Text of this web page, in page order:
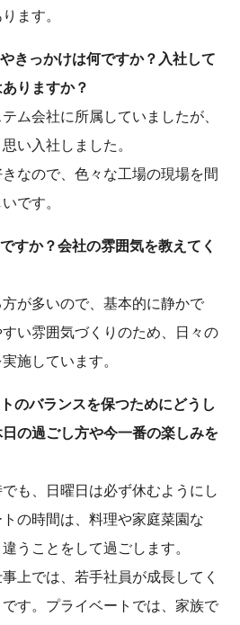
ます。
きっかけは何ですか？入社して
りますか？
ム会社に所属していましたが、
い入社しました。
なので、色々な工場の現場を間
です。
すか？会社の雰囲気を教えてく
が多いので、基本的に静かで
い雰囲気づくりのため、日々の
施しています。
のバランスを保つためにどうし
の過ごし方や今一番の楽しみを
も、日曜日は必ず休むようにし
の時間は、料理や家庭菜園な
うことをして過ごします。
上では、若手社員が成長してく
す。プライベートでは、家族で